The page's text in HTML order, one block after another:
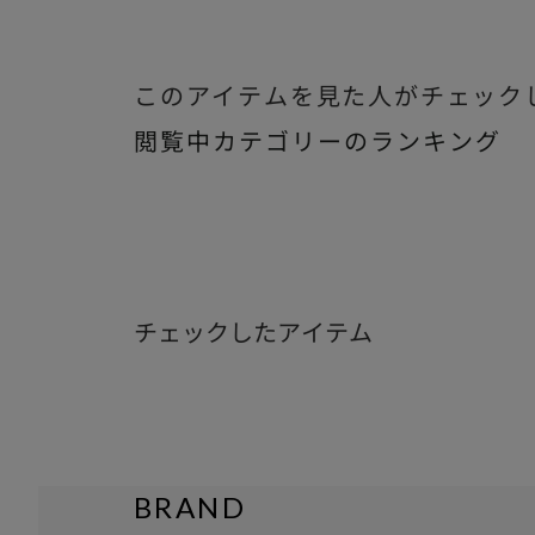
このアイテムを見た人がチェック
閲覧中カテゴリーのランキング
チェックしたアイテム
BRAND